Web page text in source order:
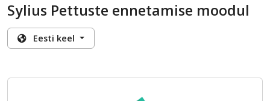
Sylius Pettuste ennetamise moodul
Eesti keel